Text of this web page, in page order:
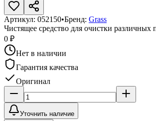
Артикул: 052150•Бренд: Grass
Чистящее средство для очистки
0 ₽
Нет в наличии
Гарантия качества
Оригинал
Уточнить наличие